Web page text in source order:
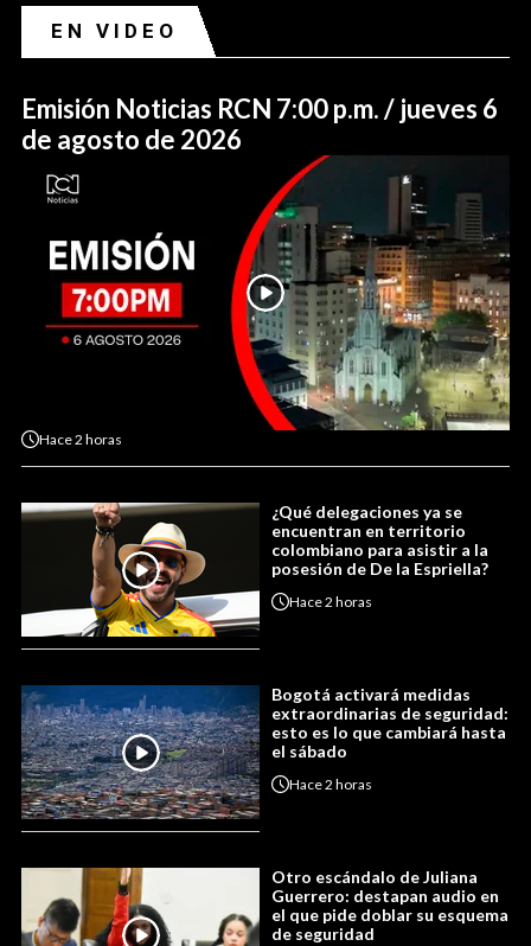
EN VIDEO
Emisión Noticias RCN 7:00 p.m. / jueves 6
de agosto de 2026
Hace2 horas
¿Qué delegaciones ya se
encuentran en territorio
colombiano para asistir a la
posesión de De la Espriella?
Hace2 horas
Bogotá activará medidas
extraordinarias de seguridad:
esto es lo que cambiará hasta
el sábado
Hace2 horas
Otro escándalo de Juliana
Guerrero: destapan audio en
el que pide doblar su esquema
de seguridad